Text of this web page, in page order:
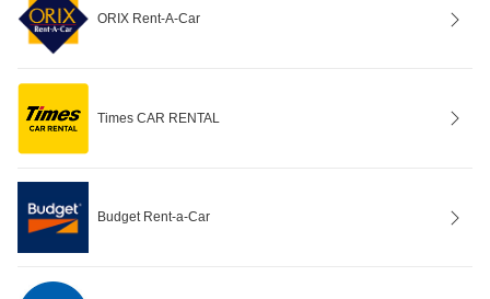
ORIX Rent-A-Car
Times CAR RENTAL
Budget Rent-a-Car